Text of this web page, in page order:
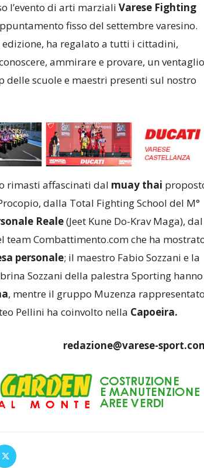
l’evento di arti marziali Varese Fighting
fisso del settembre varesino.
edizione, ha regalato a tutti i cittadini,
ammirare e provare, un ventaglio
delle scuole e maestri presenti sul nostro
rimasti affascinati dal muay thai
dalla Total Fighting School del M°
Reale(Jeet Kune Do-Krav Maga), dal
team Combattimento.com che ha
personale; il maestro Fabio Sozzani e la
Sozzani della palestra Sporting hanno
, mentre il gruppo Muzenza rappresentato
Pellini ha coinvolto nella Capoeira.
redazione@varese-